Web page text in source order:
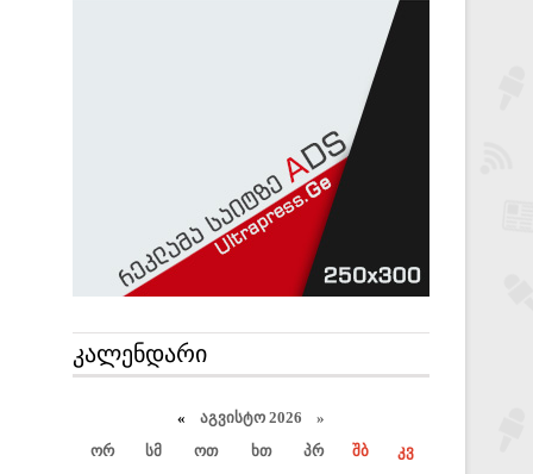
ᲙᲐᲚᲔᲜᲓᲐᲠᲘ
« აგვისტო 2026 »
ორ
სმ ოთ ხთ პრ შბ
კვ